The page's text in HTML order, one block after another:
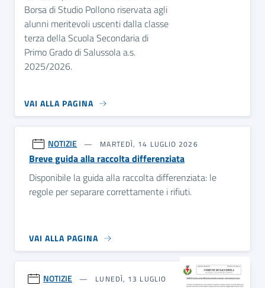
Borsa di Studio Pollono riservata agli
alunni meritevoli uscenti dalla classe
terza della Scuola Secondaria di
Primo Grado di Salussola a.s.
2025/2026.
VAI ALLA PAGINA
NOTIZIE MARTEDÌ, 14 LUGLIO 2026
Breve guida alla raccolta differenziata
Disponibile la guida alla raccolta differenziata: le
regole per separare correttamente i rifiuti.
VAI ALLA PAGINA
NOTIZIE
LUNEDÌ, 13 LUGLIO